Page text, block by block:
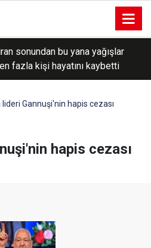
sonundan bu yana yağışlar
fazla kişi hayatını kaybetti
lideri Gannuşi'nin hapis cezası
hapis cezası